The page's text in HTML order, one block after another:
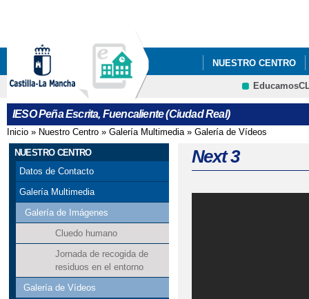
NUESTRO CENTRO
QUÉ HACEMOS
IESO Peña Escrita, Fuencaliente (Ciudad Real)
Se encuentra usted aquí
Inicio » Nuestro Centro » Galería Multimedia» Galería de Vídeos
NUESTRO CENTRO
Datos de Contacto
Galería Multimedia
Galería de Imágenes
Cluedo humano
Jornada de recogida de
residuos en el entorno
Galería de Vídeos
Next 3